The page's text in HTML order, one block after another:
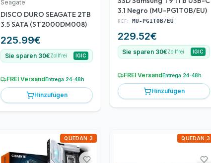
Seagate
DISCO DURO SEAGATE 2TB
3.5 SATA (ST2000DM008)
225.99€
Sie sparen 30€Zollfrei IGIC
FREI VersandEntrega 24-48h
Hinzufügen
3.1 Negro (MU-PG1T0B/EU)
REF: MU-PG1T0B/EU
229.52€
Sie sparen 30€Zollfrei IGIC
FREI VersandEntrega 24-48h
Hinzufügen
QUEDAN 3 QUEDAN 3